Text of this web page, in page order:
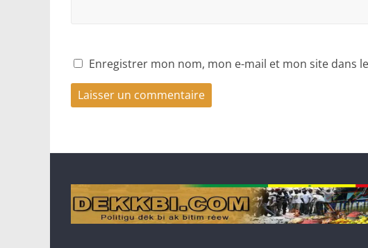
Enregistrer mon nom, mon e-mail et mon site dans